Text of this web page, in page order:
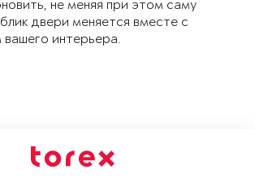
не меняя при этом саму
двери меняется вместе с
вашего интерьера.